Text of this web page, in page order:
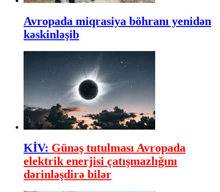
Avropada miqrasiya böhranı yenidən
kəskinləşib
KİV: Günəş tutulması Avropada
elektrik enerjisi çatışmazlığını
dərinləşdirə bilər